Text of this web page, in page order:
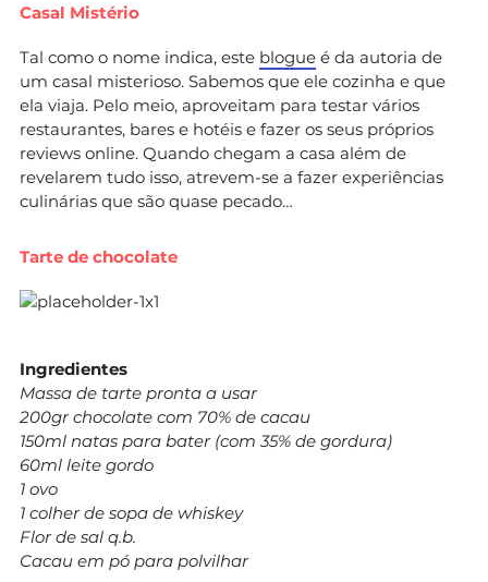
Casal Mistério
Tal como o nome indica, este blogue é da autoria de
um casal misterioso. Sabemos que ele cozinha e que
ela viaja. Pelo meio, aproveitam para testar vários
restaurantes, bares e hotéis e fazer os seus próprios
reviews online. Quando chegam a casa além de
revelarem tudo isso, atrevem-se a fazer experiências
culinárias que são quase pecado…
Tarte de chocolate
Ingredientes
Massa de tarte pronta a usar
200gr chocolate com 70% de cacau
150ml natas para bater (com 35% de gordura)
60ml leite gordo
1 ovo
1 colher de sopa de whiskey
Flor de sal q.b.
Cacau em pó para polvilhar